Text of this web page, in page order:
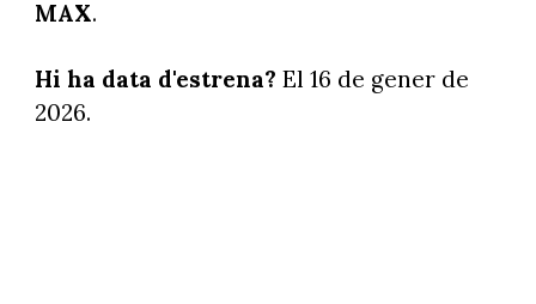
MAX.
Hi ha data d'estrena? El 16 de gener de
2026.